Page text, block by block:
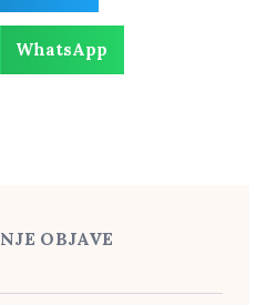
WhatsApp
OBJAVE